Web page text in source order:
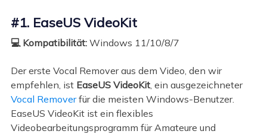
#1. EaseUS VideoKit
💻 Kompatibilität:Windows 11/10/8/7
Der erste Vocal Remover aus dem Video, den wir
empfehlen, ist EaseUS VideoKit, ein ausgezeichneter
Vocal Removerfür die meisten Windows-Benutzer.
EaseUS VideoKit ist ein flexibles
Videobearbeitungsprogramm für Amateure und